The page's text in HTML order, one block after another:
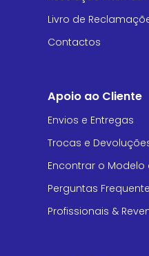
Livro de
Contactos
Apoio ao Cliente
Envios e Entregas
Trocas e
Encontrar o
Perguntas
Profissionais &